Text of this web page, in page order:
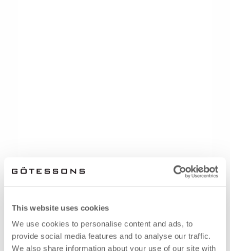
This website uses cookies
We use cookies to personalise content and ads, to
provide social media features and to analyse our traffic.
We also share information about your use of our site with